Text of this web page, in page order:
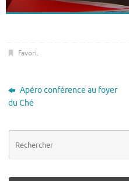
Favori.
Apéro conférence au foyer
du Ché